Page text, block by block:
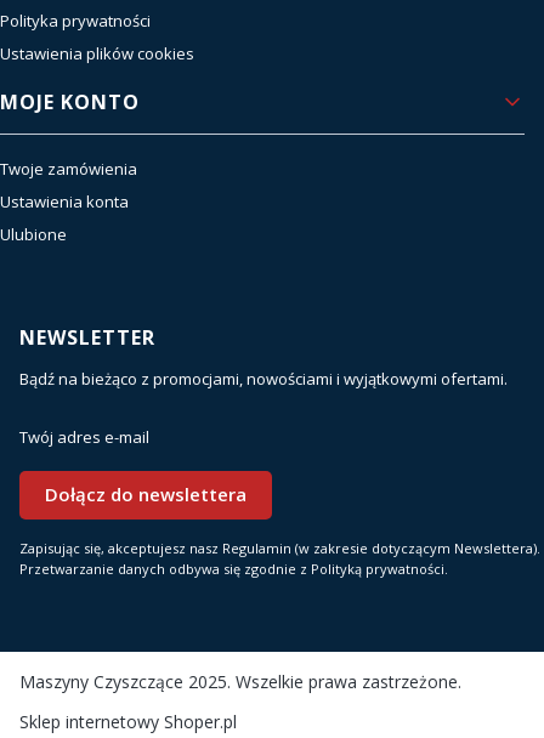
Polityka prywatności
Ustawienia plików cookies
MOJE KONTO
Twoje zamówienia
Ustawienia konta
Ulubione
NEWSLETTER
Bądź na bieżąco z promocjami, nowościami i wyjątkowymi ofertami.
Twój adres e-mail
Dołącz do newslettera
Zapisując się, akceptujesz nasz Regulamin (w zakresie dotyczącym Newslettera).
Przetwarzanie danych odbywa się zgodnie z Polityką prywatności.
Maszyny Czyszczące 2025. Wszelkie prawa zastrzeżone.
Sklep internetowy Shoper.pl